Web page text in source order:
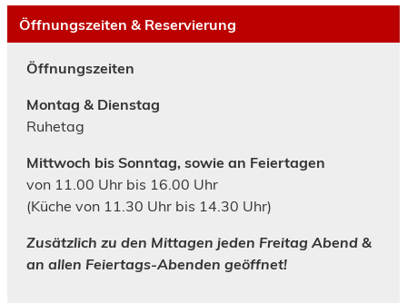
Öffnungszeiten & Reservierung
Öffnungszeiten
Montag & Dienstag
Ruhetag
Mittwoch bis Sonntag, sowie an Feiertagen
von 11.00 Uhr bis 16.00 Uhr
(Küche von 11.30 Uhr bis 14.30 Uhr)
Zusätzlich zu den Mittagen jeden Freitag Abend &
an allen Feiertags-Abenden geöffnet!